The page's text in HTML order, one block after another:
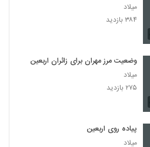
میلاد
۳۸۴ بازدید
وضعیت مرز مهران برای زائران اربعین
میلاد
۲۷۵ بازدید
پیاده روی اربعین
میلاد